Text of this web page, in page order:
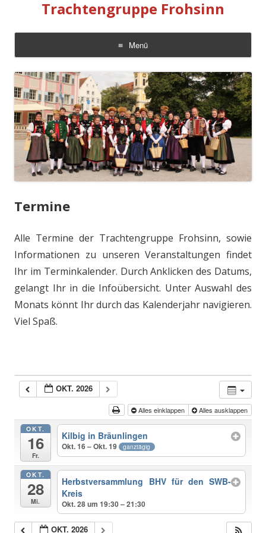
Trachtengruppe Frohsinn
Menü
Zum
Inhalt
springen
Termine
Alle Termine der Trachtengruppe Frohsinn, sowie
Informationen zu unseren Veranstaltungen findet
Ihr im Terminkalender. Durch Anklicken des Datums,
gelangt Ihr in die Infoübersicht. Unter Auswahl des
Monats könnt Ihr durch das Kalenderjahr navigieren.
Viel Spaß.
OKT. 2026
Alles einklappen Alles ausklappen
OKT.
16
Fr.
Kilbig in Bräunlingen
Okt. 16 – Okt. 19 ganztägig
OKT.
28
Mi.
Herbstversammlung BHV für den SWB-
Kreis
Okt. 28 um 19:30 – 21:30
OKT. 2026